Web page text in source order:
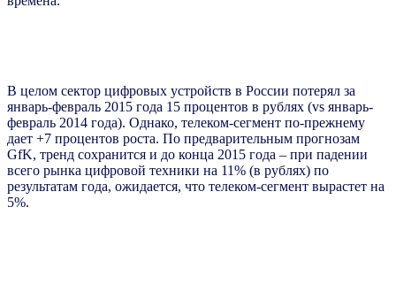
В целом сектор цифровых устройств в России потерял за
январь-февраль 2015 года 15 процентов в рублях (vs январь-
февраль 2014 года). Однако, телеком-сегмент по-прежнему
дает +7 процентов роста. По предварительным прогнозам
GfK, тренд сохранится и до конца 2015 года – при падении
всего рынка цифровой техники на 11% (в рублях) по
результатам года, ожидается, что телеком-сегмент вырастет на
5%.